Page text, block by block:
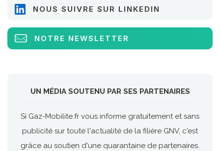
NOUS SUIVRE SUR LINKEDIN
NOTRE NEWSLETTER
UN MÉDIA SOUTENU PAR SES PARTENAIRES
Si Gaz-Mobilite.fr vous informe gratuitement et sans
publicité sur toute l'actualité de la filière GNV, c'est
grâce au soutien d'une quarantaine de partenaires.